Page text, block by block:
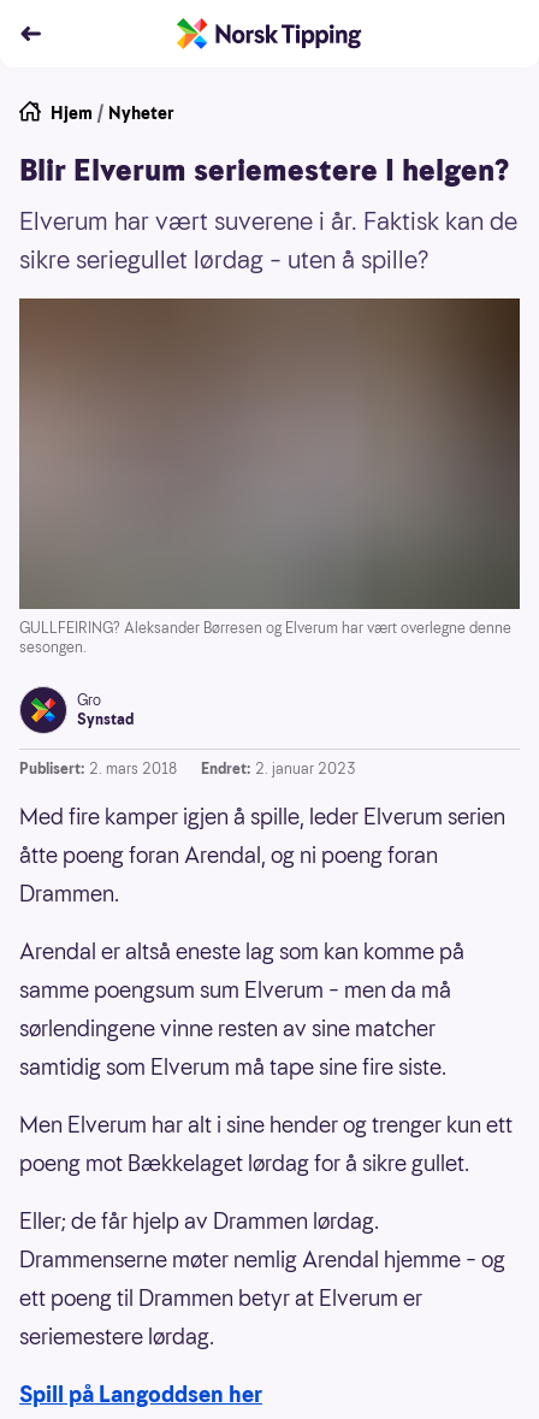
Hjem / Nyheter
Blir Elverum seriemestere I helgen?
Elverum har vært suverene i år. Faktisk kan de
sikre seriegullet lørdag – uten å spille?
GULLFEIRING? Aleksander Børresen og Elverum har vært overlegne denne
sesongen.
Gro
Synstad
Publisert: 2. mars 2018 Endret: 2. januar 2023
Med fire kamper igjen å spille, leder Elverum serien
åtte poeng foran Arendal, og ni poeng foran
Drammen.
Arendal er altså eneste lag som kan komme på
samme poengsum sum Elverum – men da må
sørlendingene vinne resten av sine matcher
samtidig som Elverum må tape sine fire siste.
Men Elverum har alt i sine hender og trenger kun ett
poeng mot Bækkelaget lørdag for å sikre gullet.
Eller; de får hjelp av Drammen lørdag.
Drammenserne møter nemlig Arendal hjemme – og
ett poeng til Drammen betyr at Elverum er
seriemestere lørdag.
Spill på Langoddsen her